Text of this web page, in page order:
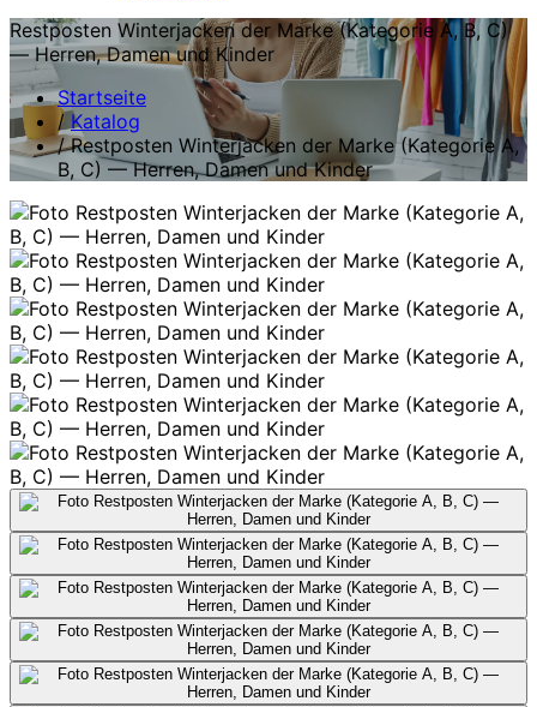
Restposten Winterjacken der Marke (Kategorie A, B, C)
— Herren, Damen und Kinder
Startseite
/ Katalog
/Restposten Winterjacken der Marke (Kategorie A,
B, C) — Herren, Damen und Kinder